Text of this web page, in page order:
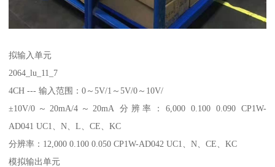
拟输入单元
2064_lu_11_7
4CH --- 输入范围：0～5V/1～5V/0～10V/
±10V/0～20mA/4～20mA 分辨率：6,000 0.100 0.090 CP1W-
AD041 UC1、N、L、CE、KC
分辨率：12,000 0.100 0.050 CP1W-AD042 UC1、N、CE、KC
模拟输出单元